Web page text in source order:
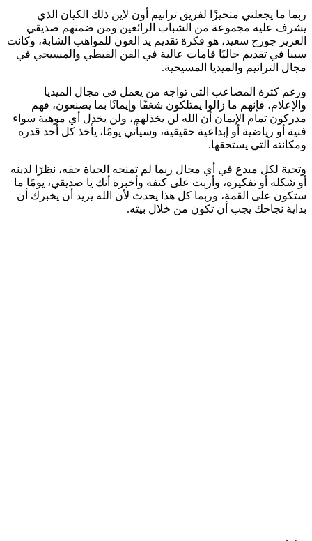
ربما ما يجعلني متحيزًا لفريق ترانيم أون لاين ذلك الكيان الذي
يشرف عليه مجموعة من الشباب الرائعين ومن ضمنهم صديقي
العزيز جورج سعيد، هو فكرة تقديم يد العون للمواهب الشابة، وكانت
سببا في تقديم حاليًا قامات عالية في الفن القبطي والمسيحي في
مجال الترانيم والميديا المسيحية.
ورغم كثرة المصاعب التي تواجه من يعمل في مجال الميديا
والإعلام، فإنهم ما زالوا يمتلكون شغفًا وإيمانًا بما يصنعون، فهم
مدركون تمام الإيمان أن الله لن يخذلهم، ولن يخذل أي موهبة سواء
فنية أو رياضية أو إبداعية حقيقية، وسيأتي يومًا، يأخذ كل أحد قدره
ومكانته التي يستحقها.
وتحية لكل مبدع في أي مجال ربما لم تمنحه الحياة حقه، نظرًا لدينه
أو شكله أو تفكيره، وأربت على كتفه وأخبره أنك يا صديقي، يومًا ما
ستكون على القمة، وربما كل هذا يحدث لأن الله يريد أن يخبرك أن
بداية نجاحك يجب أن تكون من خلال بيته.